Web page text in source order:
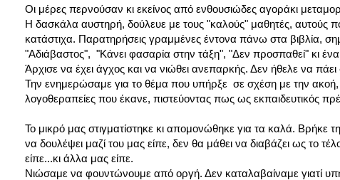
Οι μέρες περνούσαν κι εκείνος από ενθουσιώδες αγοράκι
Η δασκάλα αυστηρή, δούλευε με τους "καλούς" μαθητές, αυτούς
κατάστιχα. Παρατηρήσεις γραμμένες έντονα πάνω στα βιβλία,
"Αδιάβαστος", "Κάνει φασαρία στην τάξη", "Δεν προσπαθεί" κι
Άρχισε να έχει άγχος και να νιώθει ανεπαρκής. Δεν ήθελε να πάει
Την ενημερώσαμε για το θέμα που υπήρξε σε σχέση με την ακοή,
λογοθεραπείες που έκανε, πιστεύοντας πως ως εκπαιδευτικός
Το μικρό μας στιγματίστηκε κι απομονώθηκε για τα καλά.
να δουλέψει μαζί του μας είπε, δεν θα μάθει να διαβάζει ως το
είπε...κι άλλα μας είπε.
Νιώσαμε να φουντώνουμε από οργή. Δεν καταλαβαίναμε γιατί